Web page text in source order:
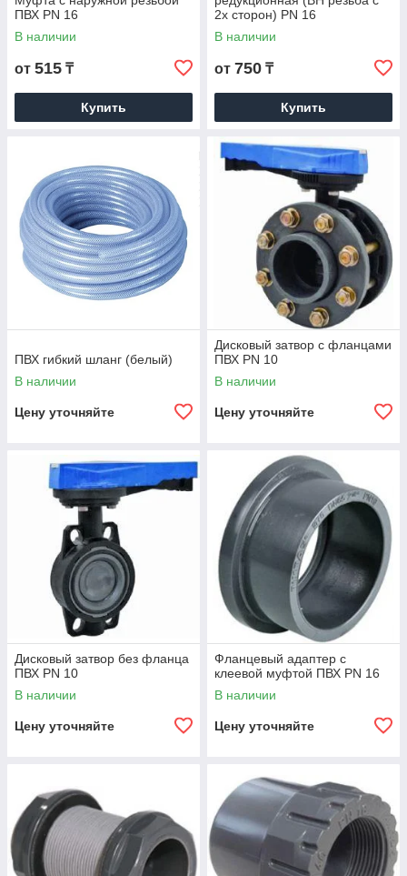
ПВХ PN 16
В наличии
от 515 ₸
Купить
2х сторон) PN 16
В наличии
от 750 ₸
Купить
ПВХ гибкий шланг (белый)
В наличии
Цену уточняйте
Дисковый затвор с фланцами
ПВХ PN 10
В наличии
Цену уточняйте
Дисковый затвор без фланца
ПВХ PN 10
В наличии
Цену уточняйте
Фланцевый адаптер с
клеевой муфтой ПВХ PN 16
В наличии
Цену уточняйте